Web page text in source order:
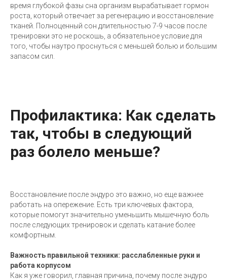
время глубокой фазы сна организм вырабатывает гормон
роста, который отвечает за регенерацию и восстановление
тканей. Полноценный сон длительностью 7-9 часов после
тренировки это не роскошь, а обязательное условие для
того, чтобы наутро проснуться с меньшей болью и большим
запасом сил.
Профилактика: Как сделать
так, чтобы в следующий
раз болело меньше?
Восстановление после эндуро это важно, но еще важнее
работать на опережение. Есть три ключевых фактора,
которые помогут значительно уменьшить мышечную боль
после следующих тренировок и сделать катание более
комфортным.
Важность правильной техники: расслабленные руки и
работа корпусом
Как я уже говорил, главная причина, почему после эндуро